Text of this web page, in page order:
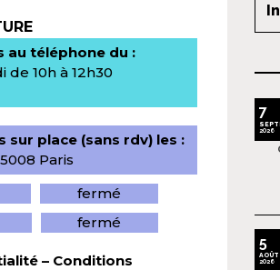
au téléphone du :
10h à 12h30
sur place (sans rdv) les :
Paris
fermé
fermé
– Conditions
7
2026
5
AOÛT
2026